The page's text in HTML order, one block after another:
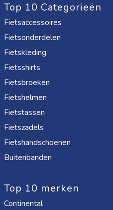
Top 10 Categorieën
Fietsaccessoires
Fietsonderdelen
Fietskleding
Fietsshirts
Fietsbroeken
Fietshelmen
Fietstassen
Fietszadels
Fietshandschoenen
Buitenbanden
Top 10 merken
Continental